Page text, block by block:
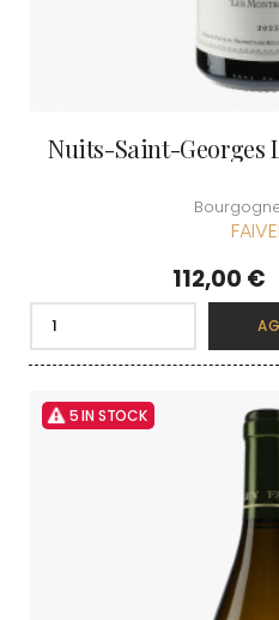
Nuits-Saint-Georges
Prezzo
112,00 €
5 IN STOCK